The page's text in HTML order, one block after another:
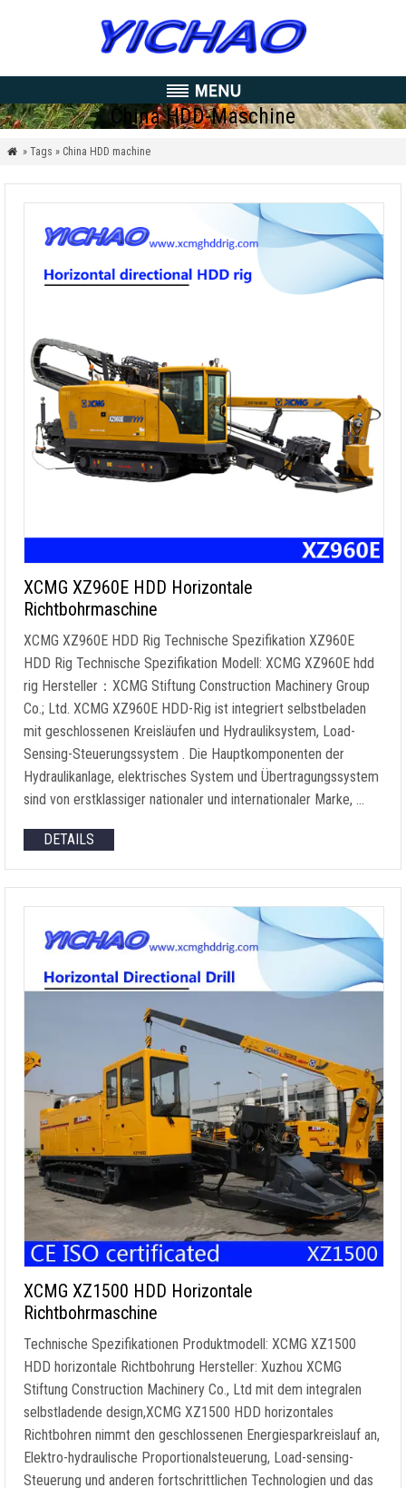
China HDD-Maschine
 » Tags » China HDD machine
XCMG XZ960E HDD Horizontale
Richtbohrmaschine
XCMG XZ960E HDD Rig Technische Spezifikation XZ960E
HDD Rig Technische Spezifikation Modell: XCMG XZ960E hdd
rig Hersteller：XCMG Stiftung Construction Machinery Group
Co.; Ltd. XCMG XZ960E HDD-Rig ist integriert selbstbeladen
mit geschlossenen Kreisläufen und Hydrauliksystem, Load-
Sensing-Steuerungssystem . Die Hauptkomponenten der
Hydraulikanlage, elektrisches System und Übertragungssystem
sind von erstklassiger nationaler und internationaler Marke, …
DETAILS
XCMG XZ1500 HDD Horizontale
Richtbohrmaschine
Technische Spezifikationen Produktmodell: XCMG XZ1500
HDD horizontale Richtbohrung Hersteller: Xuzhou XCMG
Stiftung Construction Machinery Co., Ltd mit dem integralen
selbstladende design,XCMG XZ1500 HDD horizontales
Richtbohren nimmt den geschlossenen Energiesparkreislauf an,
Elektro-hydraulische Proportionalsteuerung, Load-sensing-
Steuerung und anderen fortschrittlichen Technologien und das